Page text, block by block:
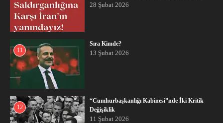
28 Şubat 2026
11
Sıra Kimde?
13 Şubat 2026
12
“Cumhurbaşkanlığı Kabinesi”nde İki Kritik
Değişiklik
11 Şubat 2026